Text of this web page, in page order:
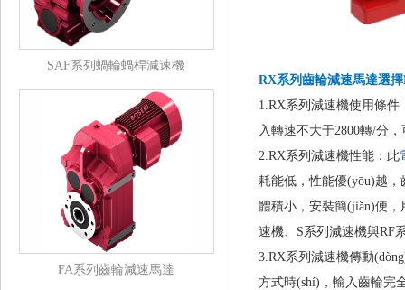
SAF系列蝸輪蝸桿減速機
FA系列齒輪減速馬達
RX系列齒輪減速馬達選
1.RX系列減速機使用條件
入轉速不大于2800轉/分
2.RX系列減速機性能：此
耗能低，性能優(yōu)越
體積小，安裝簡(jiǎn)便
速機、S系列減速機與
3.RX系列減速機傳動
方式時(shí)，輸入齒輪完